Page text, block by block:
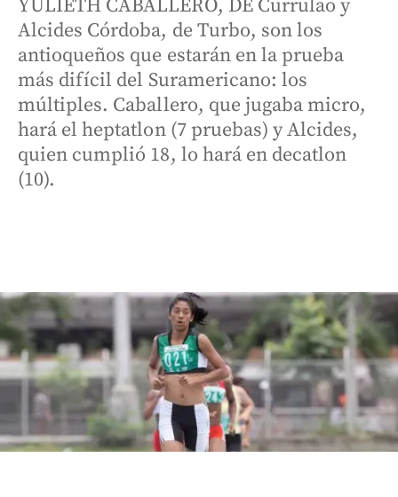
YULIETH CABALLERO, DE Currulao y
Alcides Córdoba, de Turbo, son los
antioqueños que estarán en la prueba
más difícil del Suramericano: los
múltiples. Caballero, que jugaba micro,
hará el heptatlon (7 pruebas) y Alcides,
quien cumplió 18, lo hará en decatlon
(10).